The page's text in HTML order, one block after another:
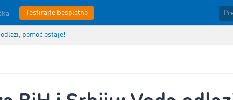
Testirajte besplatno
pomoć ostaje!